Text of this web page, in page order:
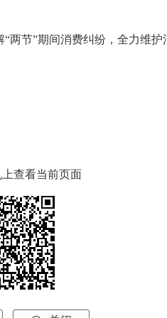
节”期间消费纠纷，全力维护
查看当前页面